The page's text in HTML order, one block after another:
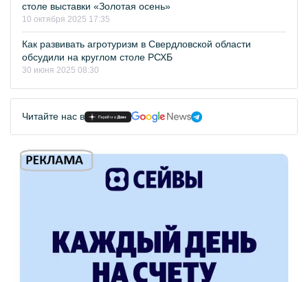
столе выставки «Золотая осень»
10 октября 2025 17:35
Как развивать агротуризм в Свердловской области
обсудили на круглом столе РСХБ
30 июня 2025 08:30
Читайте нас в